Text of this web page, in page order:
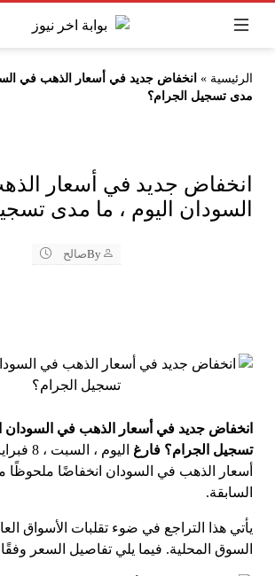
الرئيسية » انخفاض جديد في أسعار الذهب في
مدى تسجيل الجرام؟
انخفاض جديد في أسعار
السودان اليوم ، ما مدى
Byصالح
انخفاض جديد في أسعار الذهب في السودان
تسجيل الجرام؟ فارغ
أسعار الذهب في السودان انخفاضًا ملحوظًا
السابقة.
يأتي هذا التراجع في ضوء تقلبات الأسواق
السوق المحلية. فيما يلي تفاصيل السعر